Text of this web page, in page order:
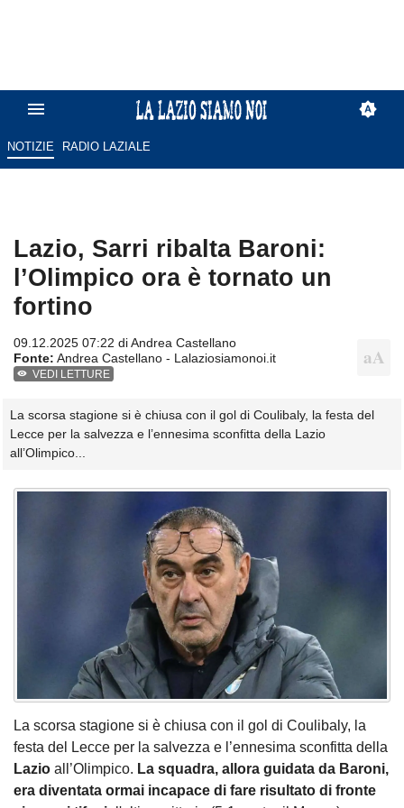
NOTIZIE RADIO LAZIALE
Lazio, Sarri ribalta Baroni:
l’Olimpico ora è tornato un
fortino
09.12.2025 07:22 diAndrea Castellano
Fonte: Andrea Castellano - Lalaziosiamonoi.it
VEDI LETTURE
La scorsa stagione si è chiusa con il gol di Coulibaly, la festa del
Lecce per la salvezza e l’ennesima sconfitta della Lazio
all’Olimpico...
La scorsa stagione si è chiusa con il gol di Coulibaly, la
festa del Lecce per la salvezza e l’ennesima sconfitta della
Lazio all’Olimpico. La squadra, allora guidata da Baroni,
era diventata ormai incapace di fare risultato di fronte